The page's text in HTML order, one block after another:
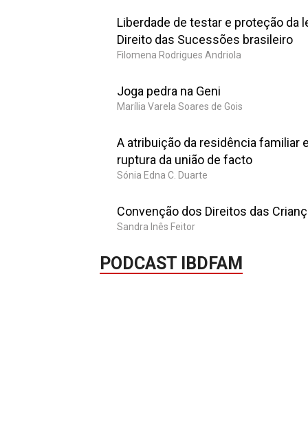
Liberdade de testar e proteção da
Direito das Sucessões brasileiro
Filomena Rodrigues Andriola
Joga pedra na Geni
Marília Varela Soares de Gois
A atribuição da residência familiar
ruptura da união de facto
Sónia Edna C. Duarte
Convenção dos Direitos das
Sandra Inês Feitor
PODCAST IBDFAM